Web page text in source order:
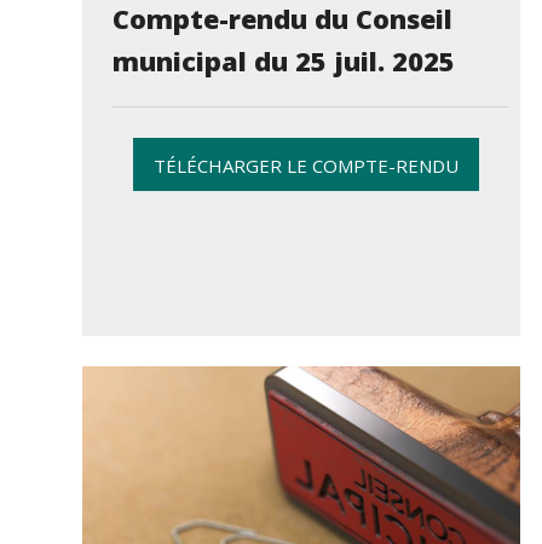
Compte-rendu du Conseil
municipal du 25 juil. 2025
TÉLÉCHARGER LE COMPTE-RENDU